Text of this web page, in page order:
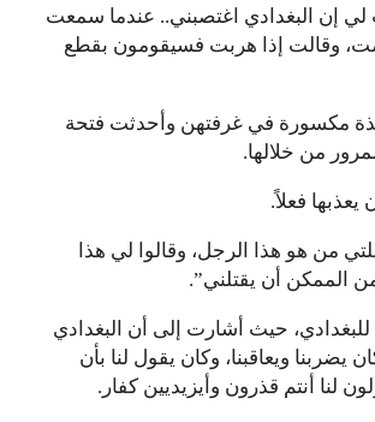
إن البغدادي اغتصبني.. عندما سمعت
وقالت إذا هربت فسيقومون بقطع
مكسورة في غرفتهن وأحدثت فتحة
من خلالها.
فعلاً.
من هو هذا الرجل، وقالوا لي هذا
الممكن أن يقتلني”.
حيث أشارت إلى أن البغدادي
يضربنا ويعاقبنا، وكان يقول لنا بأن
لنا أنتم قذرون وأيزيديين كفار.